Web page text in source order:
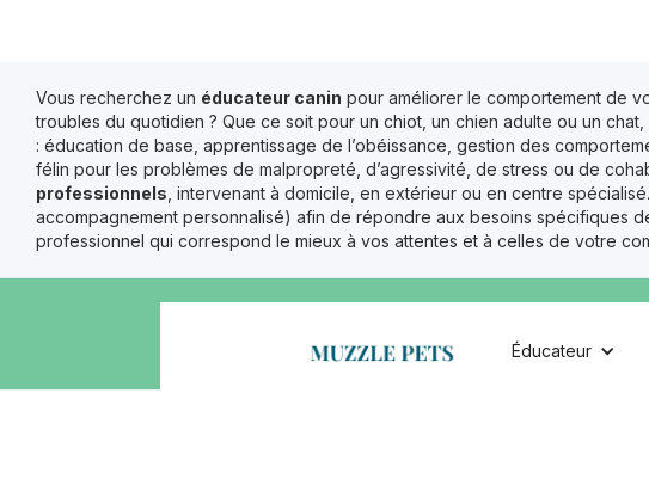
Vous recherchez un éducateur canin pour améliorer le comportement de
troubles du quotidien ? Que ce soit pour un chiot, un chien adulte ou un
: éducation de base, apprentissage de l’obéissance, gestion des
félin pour les problèmes de malpropreté, d’agressivité, de stress ou de
professionnels , intervenant à domicile, en extérieur ou en centre
accompagnement personnalisé) afin de répondre aux besoins spécifiques
professionnel qui correspond le mieux à vos attentes et à celles de votre
Muzzle
Éducateur